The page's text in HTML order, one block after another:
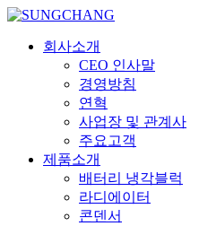
회사소개
CEO 인사말
경영방침
연혁
사업장 및 관계사
주요고객
제품소개
배터리 냉각블럭
라디에이터
콘덴서